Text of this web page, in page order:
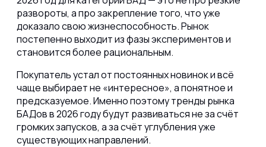
развороты, а про закрепление того, что уже
доказало свою жизнеспособность. Рынок
постепенно выходит из фазы экспериментов и
становится более рациональным.
Покупатель устал от постоянных новинок и всё
чаще выбирает не «интересное», а понятное и
предсказуемое. Именно поэтому тренды рынка
БАДов в 2026 году будут развиваться не за счёт
громких запусков, а за счёт углубления уже
существующих направлений.